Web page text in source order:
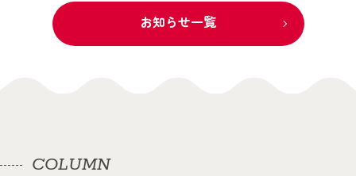
お知らせ一覧
COLUMN